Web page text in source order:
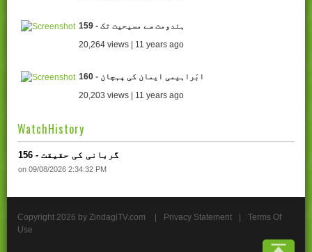
159 - ہندومت سے مسیحیت تک
20,264 views | 11 years ago
160 - ابَراہیمی ایمان کی پہچان
20,203 views | 11 years ago
WatchHistory
156 - گربانی کی حقیقت
on 09/08/2026 2:34:32 PM
Copyright 2026 by ZindagiTV.com Privacy Statement
Terms Of
Use